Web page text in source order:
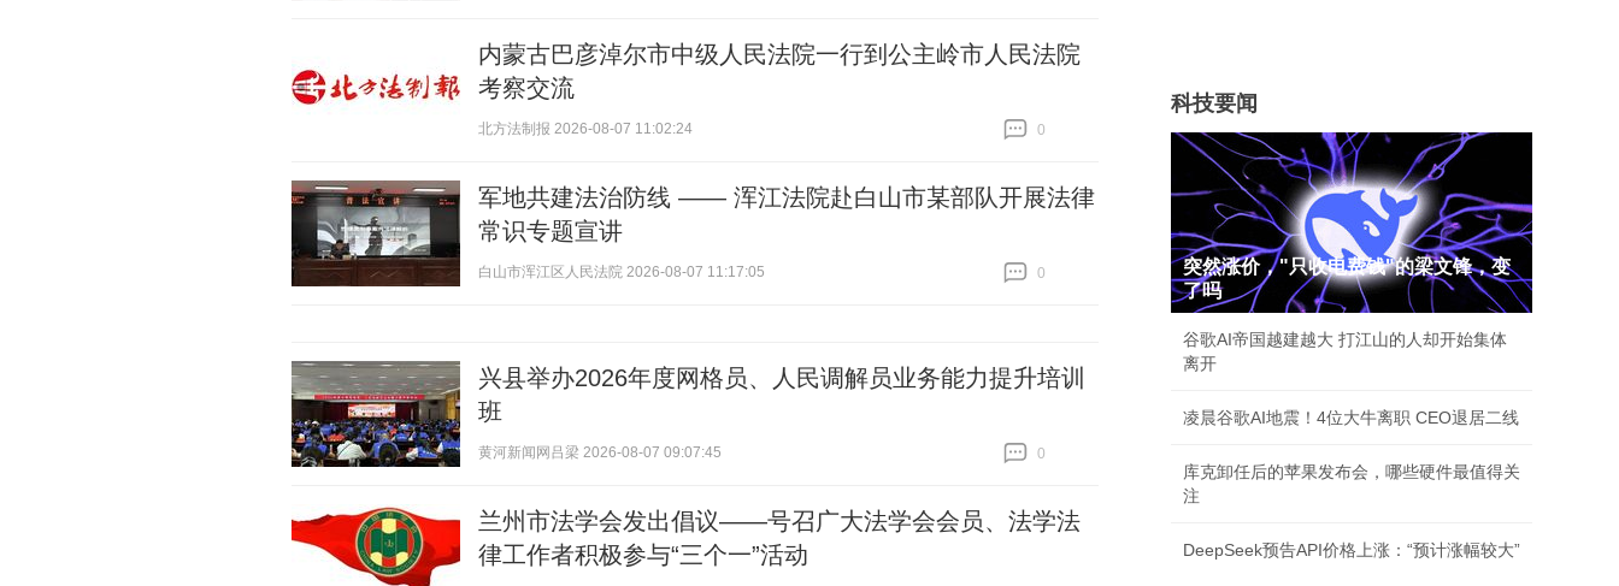
内蒙古巴彦淖尔市中级人民法院一行到公主岭市人民法院
考察交流
北方法制报 2026-08-07 11:02:24
0
军地共建法治防线 —— 浑江法院赴白山市某部队开展法律
常识专题宣讲
白山市浑江区人民法院 2026-08-07 11:17:05
0
兴县举办2026年度网格员、人民调解员业务能力提升培训
班
黄河新闻网吕梁 2026-08-07 09:07:45
0
兰州市法学会发出倡议——号召广大法学会会员、法学法
律工作者积极参与“三个一”活动
科技要闻
突然涨价，"只收电费钱"的梁文锋，变
了吗
谷歌AI帝国越建越大 打江山的人却开始集体
离开
凌晨谷歌AI地震！4位大牛离职 CEO退居二线
库克卸任后的苹果发布会，哪些硬件最值得关
注
DeepSeek预告API价格上涨：“预计涨幅较大”